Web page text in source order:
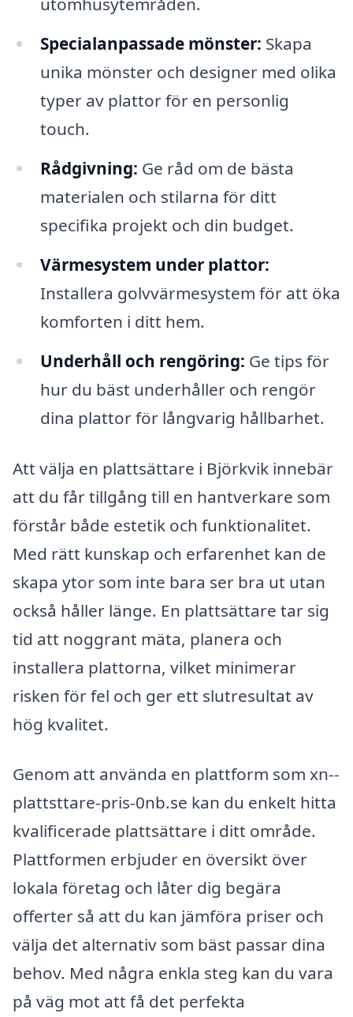
Specialanpassade mönster: Skapa
unika mönster och designer med olika
typer av plattor för en personlig
touch.
Rådgivning: Ge råd om de bästa
materialen och stilarna för ditt
specifika projekt och din budget.
Värmesystem under plattor:
Installera golvvärmesystem för att öka
komforten i ditt hem.
Underhåll och rengöring: Ge tips för
hur du bäst underhåller och rengör
dina plattor för långvarig hållbarhet.
Att välja en plattsättare i Björkvik innebär
att du får tillgång till en hantverkare som
förstår både estetik och funktionalitet.
Med rätt kunskap och erfarenhet kan de
skapa ytor som inte bara ser bra ut utan
också håller länge. En plattsättare tar sig
tid att noggrant mäta, planera och
installera plattorna, vilket minimerar
risken för fel och ger ett slutresultat av
hög kvalitet.
Genom att använda en plattform som xn--
plattsttare-pris-0nb.se kan du enkelt hitta
kvalificerade plattsättare i ditt område.
Plattformen erbjuder en översikt över
lokala företag och låter dig begära
offerter så att du kan jämföra priser och
välja det alternativ som bäst passar dina
behov. Med några enkla steg kan du vara
på väg mot att få det perfekta